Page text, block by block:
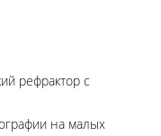
рефрактор с
на малых